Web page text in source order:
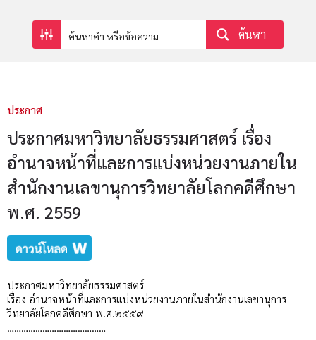
ค้นหา
ประกาศ
ประกาศมหาวิทยาลัยธรรมศาสตร์ เรื่อง
อำนาจหน้าที่และการแบ่งหน่วยงานภายใน
สำนักงานเลขานุการวิทยาลัยโลกคดีศึกษา
พ.ศ. 2559
ประกาศมหาวิทยาลัยธรรมศาสตร์
เรื่อง อำนาจหน้าที่และการแบ่งหน่วยงานภายในสำนักงานเลขานุการ
วิทยาลัยโลกคดีศึกษา พ.ศ.๒๕๕๙
……………………………………